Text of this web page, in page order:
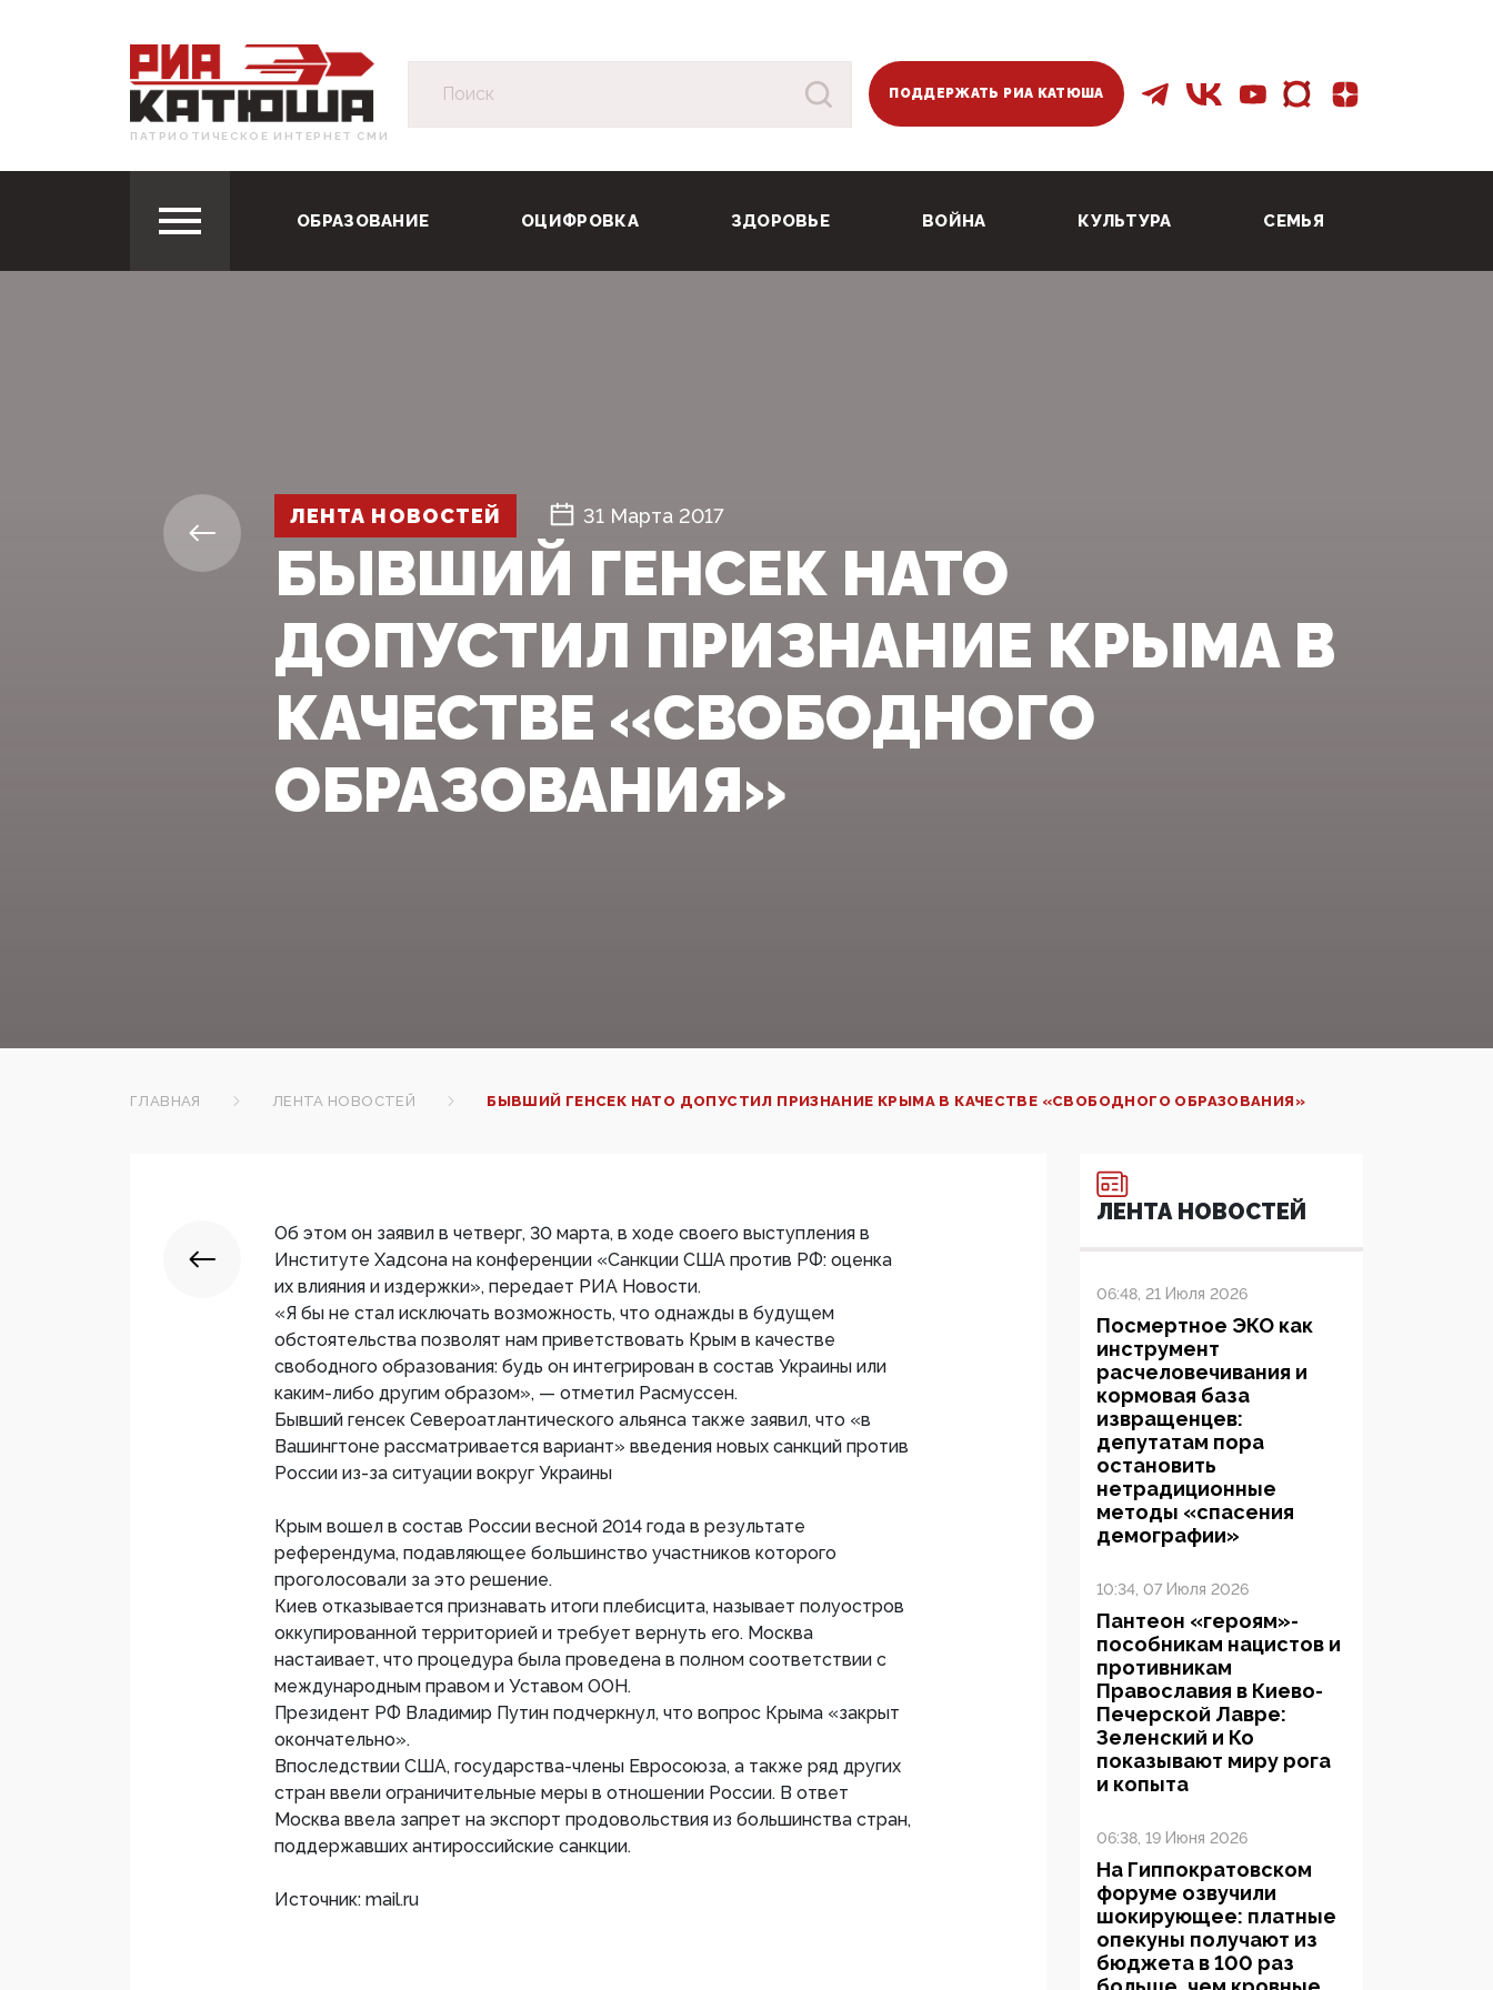
ПАТРИОТИЧЕСКОЕ ИНТЕРНЕТ СМИ
ПОДДЕРЖАТЬ РИА КАТЮША
ОБРАЗОВАНИЕ ОЦИФРОВКА ЗДОРОВЬЕ ВОЙНА КУЛЬТУРА СЕМЬЯ
ЛЕНТА НОВОСТЕЙ 31 Марта 2017
БЫВШИЙ ГЕНСЕК НАТО
ДОПУСТИЛ ПРИЗНАНИЕ КРЫМА В
КАЧЕСТВЕ «СВОБОДНОГО
ОБРАЗОВАНИЯ»
ГЛАВНАЯ ЛЕНТА НОВОСТЕЙ БЫВШИЙ ГЕНСЕК НАТО ДОПУСТИЛ ПРИЗНАНИЕ КРЫМА В КАЧЕСТВЕ «СВОБОДНОГО ОБРАЗОВАНИЯ»
Об этом он заявил в четверг, 30 марта, в ходе своего выступления в
Институте Хадсона на конференции «Санкции США против РФ: оценка
их влияния и издержки», передает РИА Новости.
«Я бы не стал исключать возможность, что однажды в будущем
обстоятельства позволят нам приветствовать Крым в качестве
свободного образования: будь он интегрирован в состав Украины или
каким-либо другим образом», — отметил Расмуссен.
Бывший генсек Североатлантического альянса также заявил, что «в
Вашингтоне рассматривается вариант» введения новых санкций против
России из-за ситуации вокруг Украины
Крым вошел в состав России весной 2014 года в результате
референдума, подавляющее большинство участников которого
проголосовали за это решение.
Киев отказывается признавать итоги плебисцита, называет полуостров
оккупированной территорией и требует вернуть его. Москва
настаивает, что процедура была проведена в полном соответствии с
международным правом и Уставом ООН.
Президент РФ Владимир Путин подчеркнул, что вопрос Крыма «закрыт
окончательно».
Впоследствии США, государства-члены Евросоюза, а также ряд других
стран ввели ограничительные меры в отношении России. В ответ
Москва ввела запрет на экспорт продовольствия из большинства стран,
поддержавших антироссийские санкции.
Источник: mail.ru
ЛЕНТА НОВОСТЕЙ
06:48, 21 Июля 2026
Посмертное ЭКО как
инструмент
расчеловечивания и
кормовая база
извращенцев:
депутатам пора
остановить
нетрадиционные
методы «спасения
демографии»
10:34, 07 Июля 2026
Пантеон «героям»-
пособникам нацистов и
противникам
Православия в Киево-
Печерской Лавре:
Зеленский и Ко
показывают миру рога
и копыта
06:38, 19 Июня 2026
На Гиппократовском
форуме озвучили
шокирующее: платные
опекуны получают из
бюджета в 100 раз